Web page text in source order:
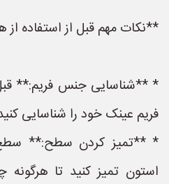
**نکات مهم قبل از استفاده
* **شناسایی جنس فریم:**
فریم عینک خود را شناسایی
* **تمیز کردن سطح:** سطح
استون تمیز کنید تا هرگونه